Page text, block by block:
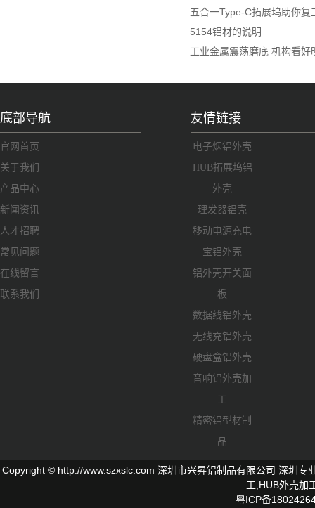
五合一Type-C拓展坞助你
5154铝材的说明
工业金属震荡磨底 机构看
底部导航
官网首页
关于我们
产品中心
新闻资讯
人才招聘
常见问题
在线留言
联系我们
友情链接
电子烟铝外壳
HUB拓展坞铝
外壳
理发器铝壳
移动电源充电
宝铝外壳
铝外壳开关面
板
数据线铝外壳
无线充铝外壳
硬盘盒铝外壳
音响铝外壳加
工
精密铝型材制
品
Copyright © http://www.szxslc.com 深圳市兴昇铝制品有限公司 深圳专
工, HUB外壳加
粤ICP备